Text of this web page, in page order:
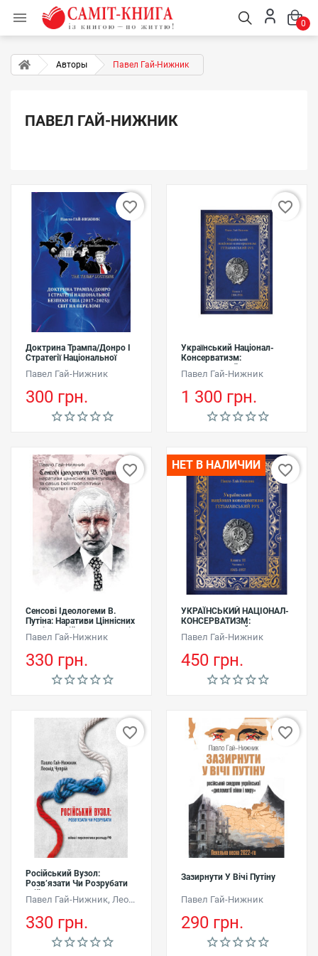
 0
Авторы Павел Гай-Нижник
ПАВЕЛ ГАЙ-НИЖНИК
Доктрина Трампа/Донро І
Стратегії Національної
Безпеки США (2017–2025):
Світ На Переломі
Павел Гай-Нижник
300 грн.
favorite_border
Український Націонал-
Консерватизм:
Гетьманський Рух (3 Томи)
Павел Гай-Нижник
1 300 грн.
favorite_border
Сенсові Ідеологеми В.
Путіна: Наративи Ціннісних
Маніпуляцій Та Casus Belli
Геополітики І Геостратегії
Павел Гай-Нижник
330 грн.
favorite_border
УКРАЇНСЬКИЙ НАЦІОНАЛ-
КОНСЕРВАТИЗМ:
КНИГА ІІI. Частина 1. 1945-
Павел Гай-Нижник
450 грн.
НЕТ В НАЛИЧИИ favorite_border
Російський Вузол:
Розв’язати Чи Розрубати
(війна І Перспективи
Розпаду РФ)
Павел Гай-Нижник, Леонид Чуприй
330 грн.
favorite_border
Зазирнути У Вічі Путіну
Павел Гай-Нижник
290 грн.
favorite_border